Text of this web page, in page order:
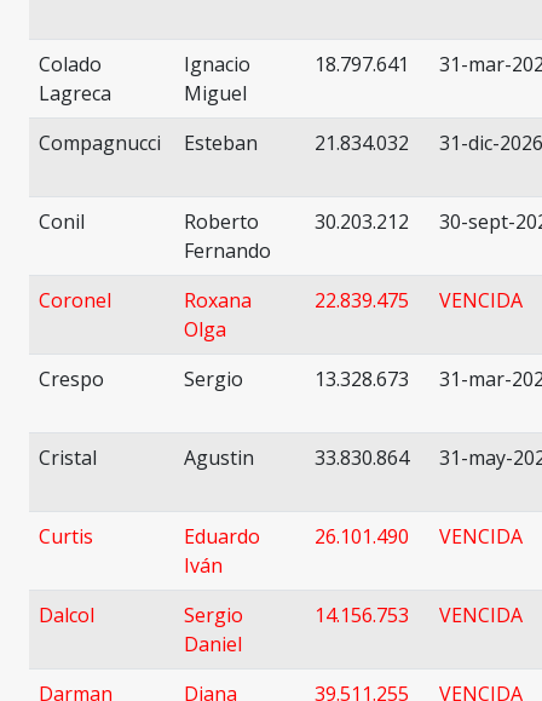
Colado
Lagreca
Ignacio
Miguel
18.797.641 31-mar-
Compagnucci Esteban 21.834.032 31-dic-2026
Conil
Roberto
Fernando
30.203.212 30-sept-
Coronel
Roxana
Olga
22.839.475 VENCIDA
Crespo Sergio 13.328.673 31-mar-
Cristal Agustin 33.830.864 31-may-
Curtis
Eduardo
Iván
26.101.490 VENCIDA
Dalcol
Sergio
Daniel
14.156.753 VENCIDA
Darman
Diana
39.511.255 VENCIDA